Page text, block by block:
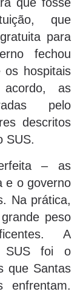
que
para
fechou
os hospitais
acordo, as
pelo
descritos
SUS.
– as
e o governo
Na prática,
peso
A
SUS foi o
que Santas
enfrentam.